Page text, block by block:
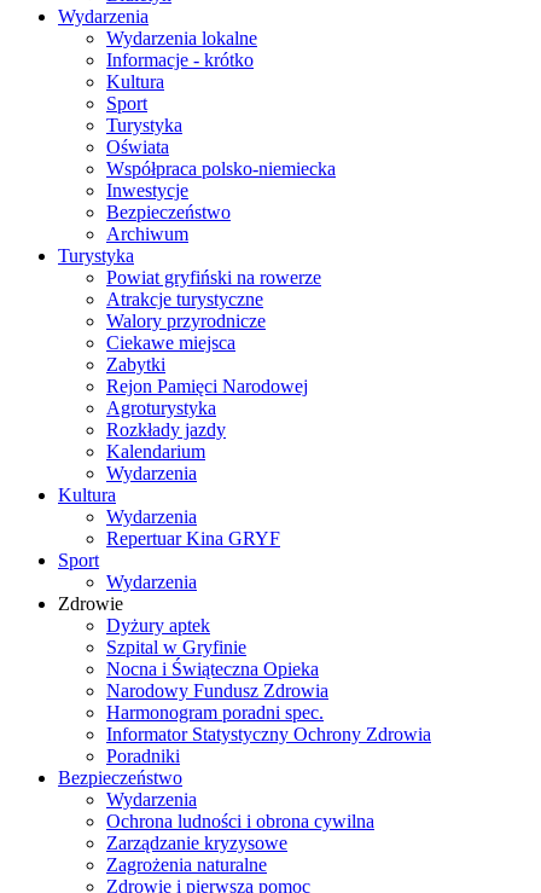
Wydarzenia
Wydarzenia lokalne
Informacje - krótko
Kultura
Sport
Turystyka
Oświata
Współpraca polsko-niemiecka
Inwestycje
Bezpieczeństwo
Archiwum
Turystyka
Powiat gryfiński na rowerze
Atrakcje turystyczne
Walory przyrodnicze
Ciekawe miejsca
Zabytki
Rejon Pamięci Narodowej
Agroturystyka
Rozkłady jazdy
Kalendarium
Wydarzenia
Kultura
Wydarzenia
Repertuar Kina GRYF
Sport
Wydarzenia
Zdrowie
Dyżury aptek
Szpital w Gryfinie
Nocna i Świąteczna Opieka
Narodowy Fundusz Zdrowia
Harmonogram poradni spec.
Informator Statystyczny Ochrony Zdrowia
Poradniki
Bezpieczeństwo
Wydarzenia
Ochrona ludności i obrona cywilna
Zarządzanie kryzysowe
Zagrożenia naturalne
Zdrowie i pierwsza pomoc